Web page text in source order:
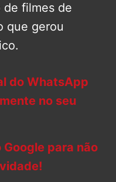
de filmes de
que gerou
do WhatsApp
no seu
para não